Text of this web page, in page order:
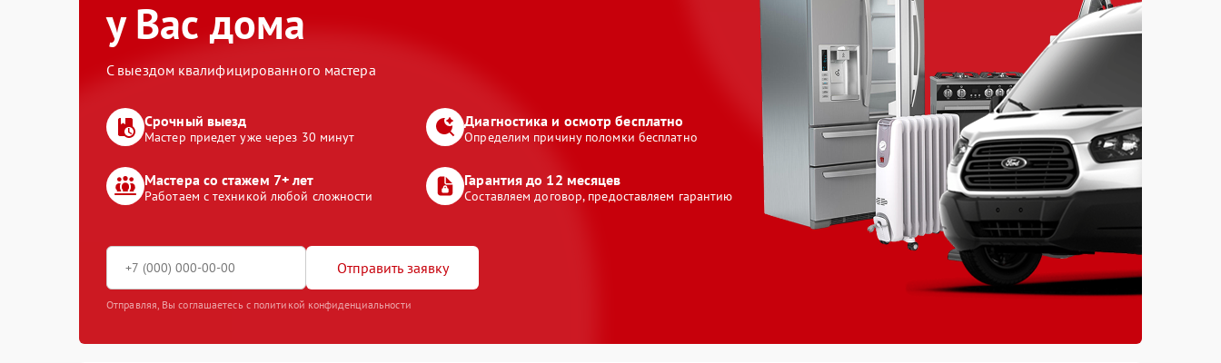
у Вас дома
С выездом квалифицированного мастера
Срочный выезд
Мастер приедет уже через 30 минут
Диагностика и осмотр бесплатно
Определим причину поломки бесплатно
Мастера со стажем 7+ лет
Работаем с техникой любой сложности
Гарантия до 12 месяцев
Составляем договор, предоставляем гарантию
Отправить заявку
Отправляя, Вы соглашаетесь с политикой конфиденциальности